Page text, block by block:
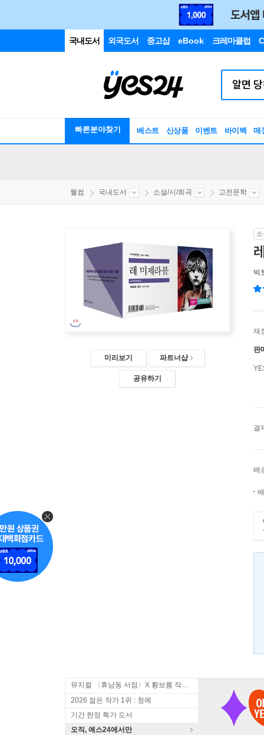
국내도서 외국도서 중고샵 eBook 크레마클럽
빠른분야찾기 베스트 신상품 이벤트 바이백 매
웰컴 국내도서 소설/시/희곡 고전문학
미리보기 파트너샵
공유하기
빅
재
판
결
배
뮤지컬 〈휴남동 서점〉X 황보름 작가 북토크
2026 젊은 작가 1위 : 청예
기간 한정 특가 도서
오직, 예스24에서만